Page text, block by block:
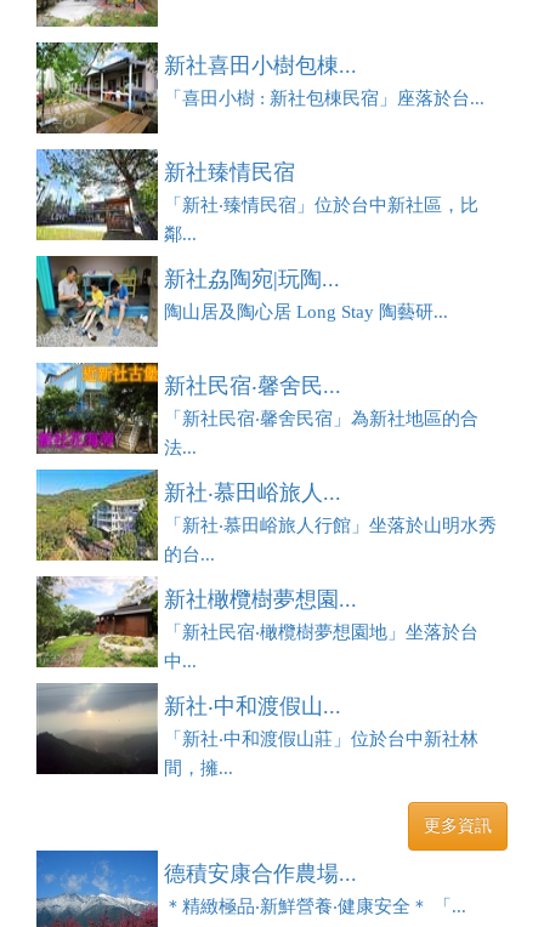
新社喜田小樹包棟...
「喜田小樹 : 新社包棟民宿」座落於台...
新社臻情民宿
「新社‧臻情民宿」位於台中新社區，比
鄰...
新社劦陶宛|玩陶...
陶山居及陶心居 Long Stay 陶藝研...
新社民宿‧馨舍民...
「新社民宿‧馨舍民宿」為新社地區的合
法...
新社‧慕田峪旅人...
「新社‧慕田峪旅人行館」坐落於山明水秀
的台...
新社橄欖樹夢想園...
「新社民宿‧橄欖樹夢想園地」坐落於台
中...
新社‧中和渡假山...
「新社‧中和渡假山莊」位於台中新社林
間，擁...
更多資訊
德積安康合作農場...
＊精緻極品‧新鮮營養‧健康安全＊ 「...